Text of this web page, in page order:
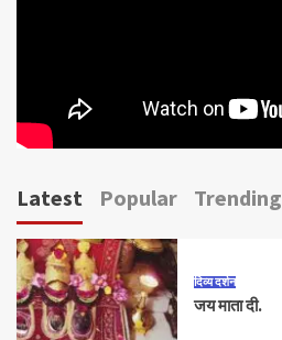
Latest Popular Trending
दिव्य दर्शन
जय माता दी.